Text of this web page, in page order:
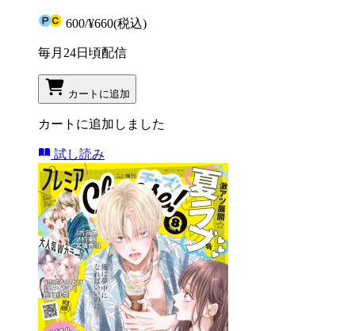
600/¥660(税込)
毎月24日頃配信
カートに追加
カートに追加しました
試し読み